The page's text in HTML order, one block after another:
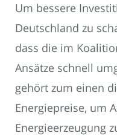
Um bessere
Deutschland zu
dass die im
Ansätze schnell
gehört zum einen
Energiepreise, um
Energieerzeugung